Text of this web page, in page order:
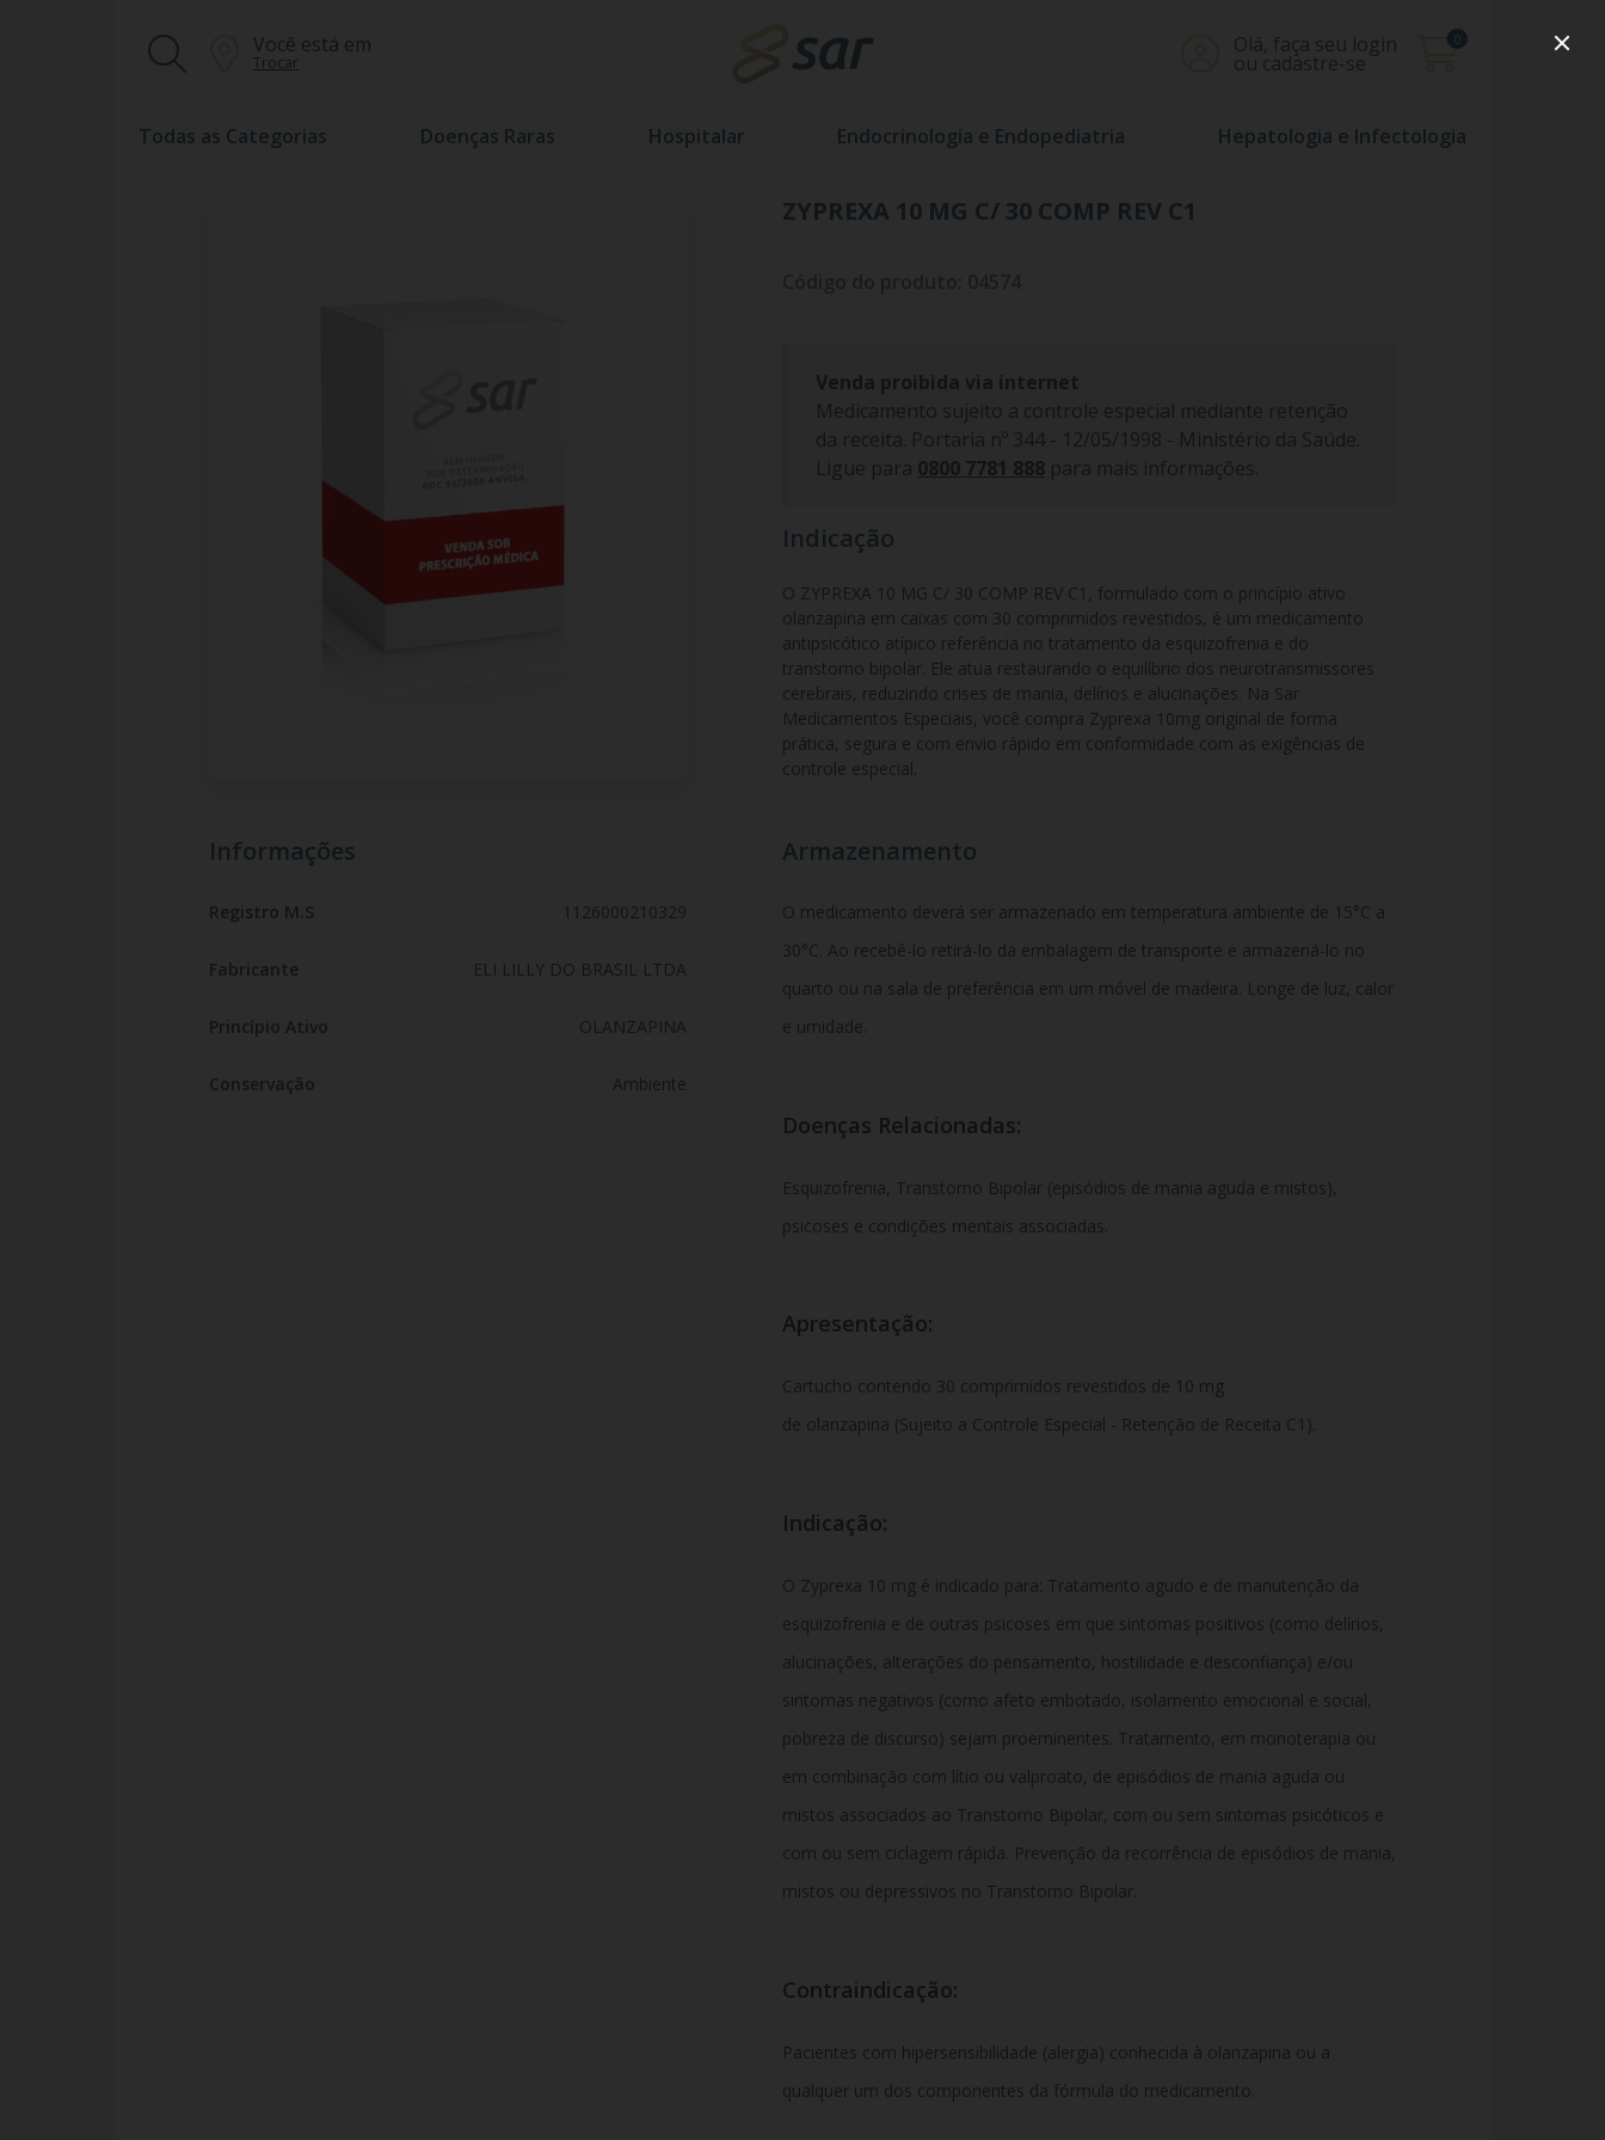
Você está em
Trocar
Olá, faça seu login
ou cadastre-se
0
Todas as Categorias Doenças Raras Hospitalar Endocrinologia e Endopediatria Hepatologia e Infectologia
ZYPREXA 10 MG C/ 30 COMP REV C1
Venda proibida via internet
Medicamento sujeito a controle especial mediante retenção
da receita. Portaria nº 344 - 12/05/1998 - Ministério da Saúde.
Ligue para 0800 7781 888 para mais informações.
Indicação
O ZYPREXA 10 MG C/ 30 COMP REV C1, formulado com o princípio ativo
olanzapina em caixas com 30 comprimidos revestidos, é um medicamento
antipsicótico atípico referência no tratamento da esquizofrenia e do
transtorno bipolar. Ele atua restaurando o equilíbrio dos neurotransmissores
cerebrais, reduzindo crises de mania, delírios e alucinações. Na Sar
Medicamentos Especiais, você compra Zyprexa 10mg original de forma
prática, segura e com envio rápido em conformidade com as exigências de
controle especial.
Informações
Registro M.S 1126000210329
Fabricante ELI LILLY DO BRASIL LTDA
Princípio Ativo OLANZAPINA
Conservação Ambiente
Armazenamento
O medicamento deverá ser armazenado em temperatura ambiente de 15°C a
30°C. Ao recebê-lo retirá-lo da embalagem de transporte e armazená-lo no
quarto ou na sala de preferência em um móvel de madeira. Longe de luz, calor
e umidade.
Doenças Relacionadas:
Esquizofrenia, Transtorno Bipolar (episódios de mania aguda e mistos),
psicoses e condições mentais associadas.
Apresentação:
Cartucho contendo 30 comprimidos revestidos de 10 mg
de olanzapina (Sujeito a Controle Especial - Retenção de Receita C1).
Indicação:
O Zyprexa 10 mg é indicado para: Tratamento agudo e de manutenção da
esquizofrenia e de outras psicoses em que sintomas positivos (como delírios,
alucinações, alterações do pensamento, hostilidade e desconfiança) e/ou
sintomas negativos (como afeto embotado, isolamento emocional e social,
pobreza de discurso) sejam proeminentes. Tratamento, em monoterapia ou
em combinação com lítio ou valproato, de episódios de mania aguda ou
mistos associados ao Transtorno Bipolar, com ou sem sintomas psicóticos e
com ou sem ciclagem rápida. Prevenção da recorrência de episódios de mania,
mistos ou depressivos no Transtorno Bipolar.
Contraindicação:
Pacientes com hipersensibilidade (alergia) conhecida à olanzapina ou a
qualquer um dos componentes da fórmula do medicamento.